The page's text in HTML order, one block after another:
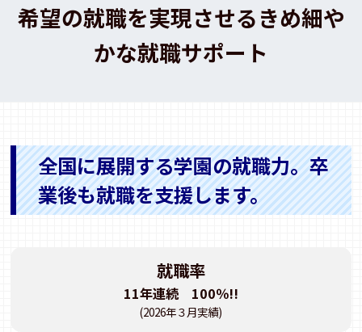
希望の就職を実現させるきめ細や
かな就職サポート
全国に展開する学園の就職力。卒
業後も就職を支援します。
就職率
11年連続 100％!!
(2026年３月実績)